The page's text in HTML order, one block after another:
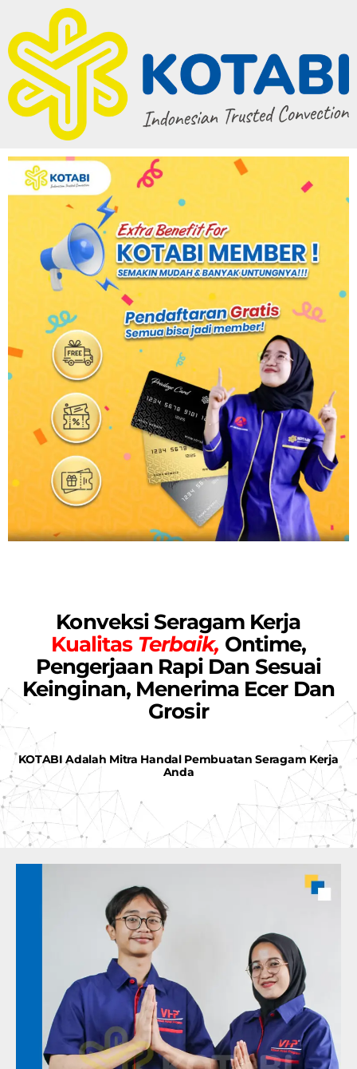
Konveksi Seragam Kerja
Kualitas Terbaik, Ontime,
Pengerjaan Rapi Dan Sesuai
Keinginan, Menerima Ecer Dan
Grosir
KOTABI Adalah Mitra Handal Pembuatan Seragam Kerja
Anda